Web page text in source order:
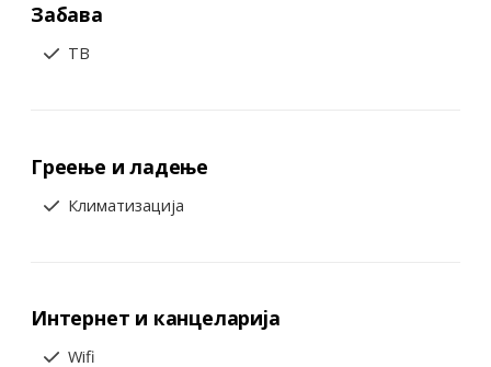
Забава
ТВ
Греење и ладење
Климатизација
Интернет и канцеларија
Wifi